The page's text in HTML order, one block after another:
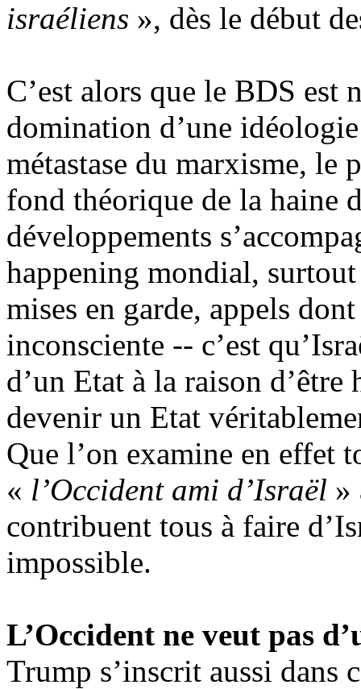
israéliens », dès le début
C’est alors que le BDS est
domination d’une
métastase du marxisme,
fond théorique de la haine
développements
happening mondial,
mises en garde, appels
inconsciente -- c’est
d’un Etat à la raison
devenir un Etat
Que l’on examine en effet
« l’Occident ami d’Israël »
contribuent tous à faire
impossible.
L’Occident ne veut pas
Trump s’inscrit aussi dans